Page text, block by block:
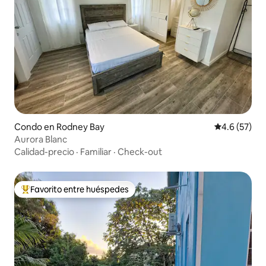
Condo en Rodney Bay Calificación
4.6 (57)
Aurora Blanc
Calidad-precio · Familiar · Check-out
Favorito entre huéspedes preferido
Favorito entre huéspedes